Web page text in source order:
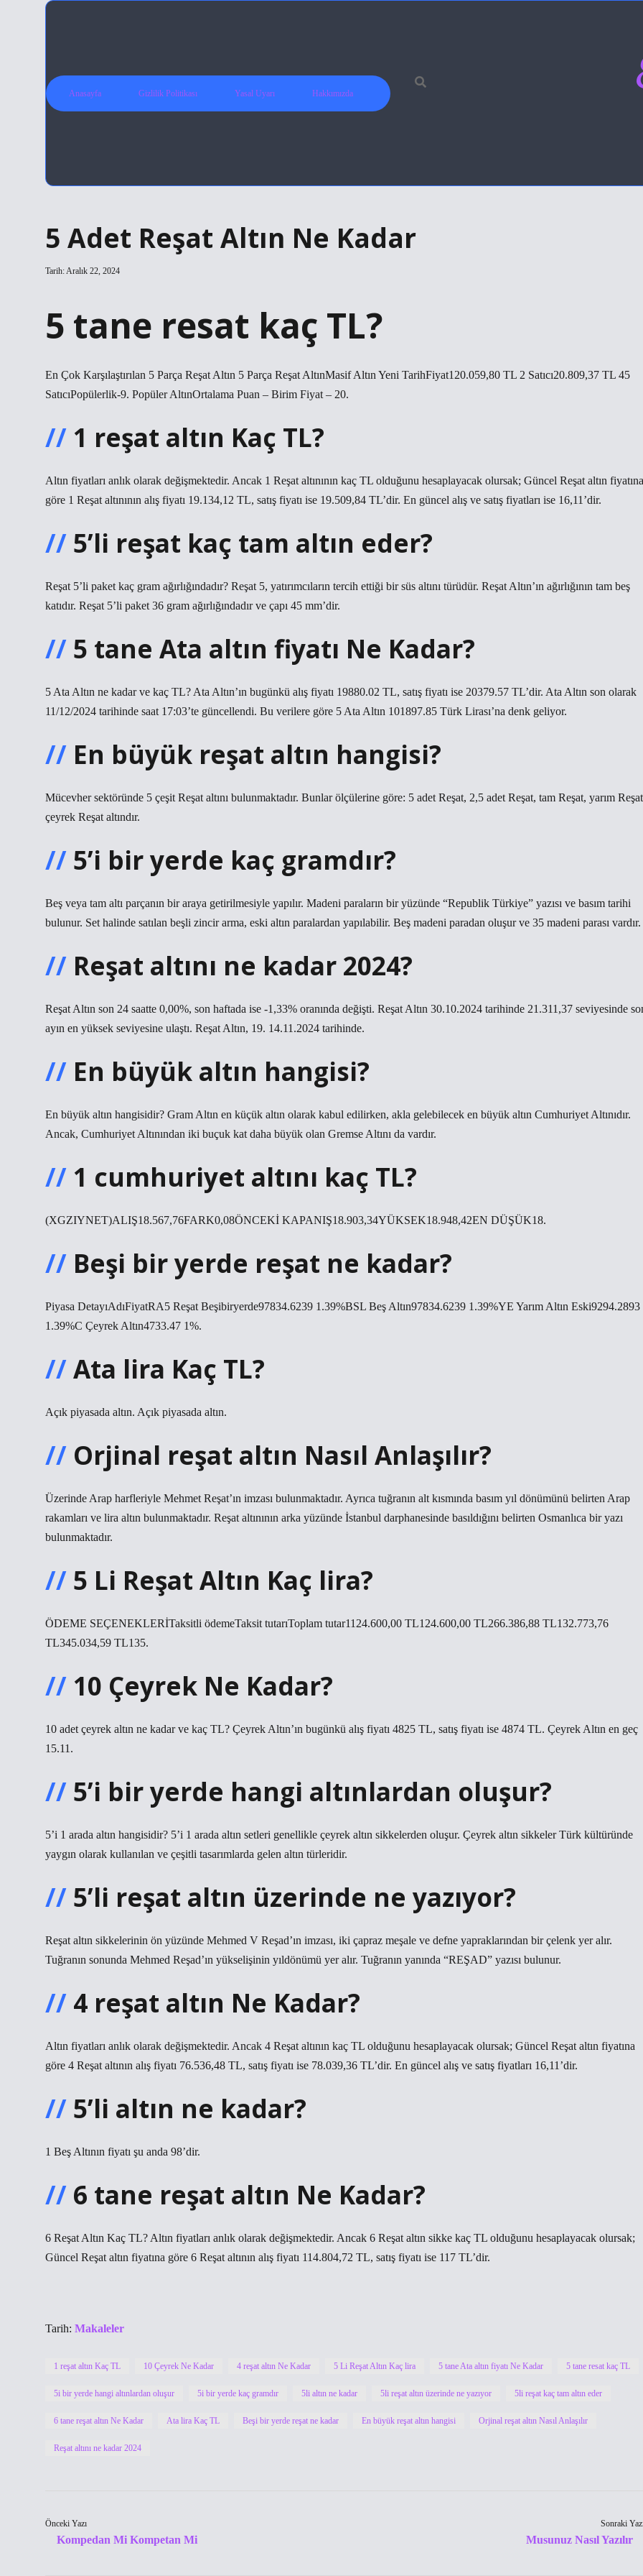
Anasayfa Gizlilik Politikası Yasal Uyarı Hakkımızda
5 Adet Reşat Altın Ne Kadar
Tarih: Aralık 22, 2024
5 tane resat kaç TL?
En Çok Karşılaştırılan 5 Parça Reşat Altın 5 Parça Reşat AltınMasif Altın Yeni TarihFiyat120.059,80 TL 2 Satıcı20.809,37 TL 45
SatıcıPopülerlik-9. Popüler AltınOrtalama Puan – Birim Fiyat – 20.
1 reşat altın Kaç TL?
Altın fiyatları anlık olarak değişmektedir. Ancak 1 Reşat altınının kaç TL olduğunu hesaplayacak olursak; Güncel Reşat altın fiyatına
göre 1 Reşat altınının alış fiyatı 19.134,12 TL, satış fiyatı ise 19.509,84 TL’dir. En güncel alış ve satış fiyatları ise 16,11’dir.
5’li reşat kaç tam altın eder?
Reşat 5’li paket kaç gram ağırlığındadır? Reşat 5, yatırımcıların tercih ettiği bir süs altını türüdür. Reşat Altın’ın ağırlığının tam beş
katıdır. Reşat 5’li paket 36 gram ağırlığındadır ve çapı 45 mm’dir.
5 tane Ata altın fiyatı Ne Kadar?
5 Ata Altın ne kadar ve kaç TL? Ata Altın’ın bugünkü alış fiyatı 19880.02 TL, satış fiyatı ise 20379.57 TL’dir. Ata Altın son olarak
11/12/2024 tarihinde saat 17:03’te güncellendi. Bu verilere göre 5 Ata Altın 101897.85 Türk Lirası’na denk geliyor.
En büyük reşat altın hangisi?
Mücevher sektöründe 5 çeşit Reşat altını bulunmaktadır. Bunlar ölçülerine göre: 5 adet Reşat, 2,5 adet Reşat, tam Reşat, yarım
çeyrek Reşat altındır.
5’i bir yerde kaç gramdır?
Beş veya tam altı parçanın bir araya getirilmesiyle yapılır. Madeni paraların bir yüzünde “Republik Türkiye” yazısı ve basım tarihi
bulunur. Set halinde satılan beşli zincir arma, eski altın paralardan yapılabilir. Beş madeni paradan oluşur ve 35 madeni parası vardır.
Reşat altını ne kadar 2024?
Reşat Altın son 24 saatte 0,00%, son haftada ise -1,33% oranında değişti. Reşat Altın 30.10.2024 tarihinde 21.311,37 seviyesinde
ayın en yüksek seviyesine ulaştı. Reşat Altın, 19. 14.11.2024 tarihinde.
En büyük altın hangisi?
En büyük altın hangisidir? Gram Altın en küçük altın olarak kabul edilirken, akla gelebilecek en büyük altın Cumhuriyet Altınıdır.
Ancak, Cumhuriyet Altınından iki buçuk kat daha büyük olan Gremse Altını da vardır.
1 cumhuriyet altını kaç TL?
(XGZIYNET)ALIŞ18.567,76FARK0,08ÖNCEKİ KAPANIŞ18.903,34YÜKSEK18.948,42EN DÜŞÜK18.
Beşi bir yerde reşat ne kadar?
Piyasa DetayıAdıFiyatRA5 Reşat Beşibiryerde97834.6239 1.39%BSL Beş Altın97834.6239 1.39%YE Yarım Altın Eski9294.2893
1.39%C Çeyrek Altın4733.47 1%.
Ata lira Kaç TL?
Açık piyasada altın. Açık piyasada altın.
Orjinal reşat altın Nasıl Anlaşılır?
Üzerinde Arap harfleriyle Mehmet Reşat’ın imzası bulunmaktadır. Ayrıca tuğranın alt kısmında basım yıl dönümünü belirten Arap
rakamları ve lira altın bulunmaktadır. Reşat altınının arka yüzünde İstanbul darphanesinde basıldığını belirten Osmanlıca bir yazı
bulunmaktadır.
5 Li Reşat Altın Kaç lira?
ÖDEME SEÇENEKLERİTaksitli ödemeTaksit tutarıToplam tutar1124.600,00 TL124.600,00 TL266.386,88 TL132.773,76
TL345.034,59 TL135.
10 Çeyrek Ne Kadar?
10 adet çeyrek altın ne kadar ve kaç TL? Çeyrek Altın’ın bugünkü alış fiyatı 4825 TL, satış fiyatı ise 4874 TL. Çeyrek Altın en geç
15.11.
5’i bir yerde hangi altınlardan oluşur?
5’i 1 arada altın hangisidir? 5’i 1 arada altın setleri genellikle çeyrek altın sikkelerden oluşur. Çeyrek altın sikkeler Türk kültüründe
yaygın olarak kullanılan ve çeşitli tasarımlarda gelen altın türleridir.
5’li reşat altın üzerinde ne yazıyor?
Reşat altın sikkelerinin ön yüzünde Mehmed V Reşad’ın imzası, iki çapraz meşale ve defne yapraklarından bir çelenk yer alır.
Tuğranın sonunda Mehmed Reşad’ın yükselişinin yıldönümü yer alır. Tuğranın yanında “REŞAD” yazısı bulunur.
4 reşat altın Ne Kadar?
Altın fiyatları anlık olarak değişmektedir. Ancak 4 Reşat altının kaç TL olduğunu hesaplayacak olursak; Güncel Reşat altın fiyatına
göre 4 Reşat altının alış fiyatı 76.536,48 TL, satış fiyatı ise 78.039,36 TL’dir. En güncel alış ve satış fiyatları 16,11’dir.
5’li altın ne kadar?
1 Beş Altının fiyatı şu anda 98’dir.
6 tane reşat altın Ne Kadar?
6 Reşat Altın Kaç TL? Altın fiyatları anlık olarak değişmektedir. Ancak 6 Reşat altın sikke kaç TL olduğunu hesaplayacak olursak;
Güncel Reşat altın fiyatına göre 6 Reşat altının alış fiyatı 114.804,72 TL, satış fiyatı ise 117 TL’dir.
Tarih: Makaleler
1 reşat altın Kaç TL 10 Çeyrek Ne Kadar 4 reşat altın Ne Kadar 5 Li Reşat Altın Kaç lira 5 tane Ata altın fiyatı Ne Kadar 5 tane resat kaç TL
5i bir yerde hangi altınlardan oluşur 5i bir yerde kaç gramdır 5li altın ne kadar 5li reşat altın üzerinde ne yazıyor 5li reşat kaç tam altın eder
6 tane reşat altın Ne Kadar Ata lira Kaç TL Beşi bir yerde reşat ne kadar En büyük reşat altın hangisi Orjinal reşat altın Nasıl Anlaşılır
Reşat altını ne kadar 2024
Önceki Yazı
Kompedan Mi Kompetan Mi
Sonraki
Musunuz Nasıl Yazılır